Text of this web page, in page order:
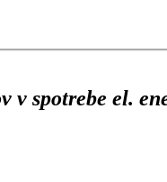
v spotrebe el.